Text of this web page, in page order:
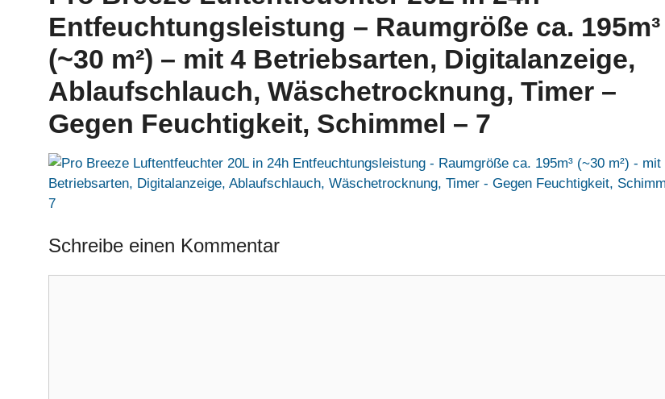
Entfeuchtungsleistung – Raumgröße ca. 195m³
(~30 m²) – mit 4 Betriebsarten, Digitalanzeige,
Ablaufschlauch, Wäschetrocknung, Timer –
Gegen Feuchtigkeit, Schimmel – 7
Schreibe einen Kommentar